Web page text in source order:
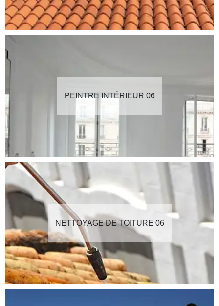
PEINTRE INTÉRIEUR 06
NETTOYAGE DE TOITURE 06